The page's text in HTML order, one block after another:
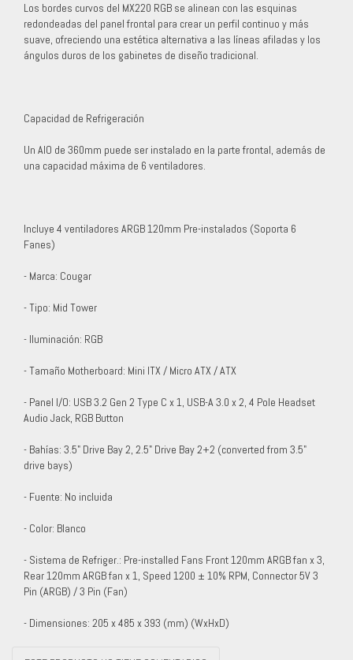
Los bordes curvos del MX220 RGB se alinean con las esquinas
redondeadas del panel frontal para crear un perfil continuo y más
suave, ofreciendo una estética alternativa a las líneas afiladas y los
ángulos duros de los gabinetes de diseño tradicional.
Capacidad de Refrigeración
Un AIO de 360mm puede ser instalado en la parte frontal, además de
una capacidad máxima de 6 ventiladores.
Incluye 4 ventiladores ARGB 120mm Pre-instalados (Soporta 6
Fanes)
- Marca: Cougar
- Tipo: Mid Tower
- Iluminación: RGB
- Tamaño Motherboard: Mini ITX / Micro ATX / ATX
- Panel I/O: USB 3.2 Gen 2 Type C x 1, USB-A 3.0 x 2, 4 Pole Headset
Audio Jack, RGB Button
- Bahías: 3.5" Drive Bay 2, 2.5" Drive Bay 2+2 (converted from 3.5"
drive bays)
- Fuente: No incluida
- Color: Blanco
- Sistema de Refriger.: Pre-installed Fans Front 120mm ARGB fan x 3,
Rear 120mm ARGB fan x 1, Speed 1200 ± 10% RPM, Connector 5V 3
Pin (ARGB) / 3 Pin (Fan)
- Dimensiones: 205 x 485 x 393 (mm) (WxHxD)